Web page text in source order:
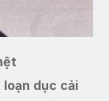
loạn dục cải